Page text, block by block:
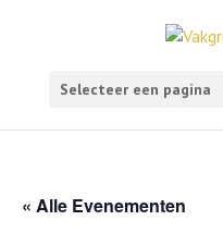
Selecteer een pagina
« Alle Evenementen